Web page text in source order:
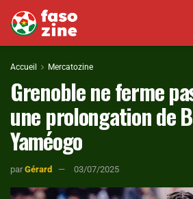
Accueil Mercatozine
Grenoble ne ferme
une prolongation de
Yaméogo
par Gérard 03/07/2025